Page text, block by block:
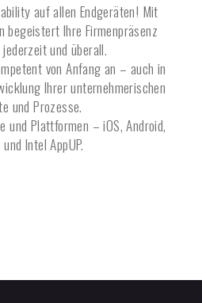
auf allen Endgeräten! Mit
begeistert Ihre Firmenpräsenz
und überall.
von Anfang an – auch in
Ihrer unternehmerischen
und Prozesse.
und Plattformen – iOS, Android,
Intel AppUP.